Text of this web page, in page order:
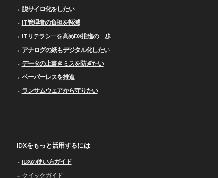
脱サイロ化をしたい
IT管理者の負担を軽減
ITリテラシーを高めDX推進の一歩
アナログの紙もデジタル化したい
データの上書きミスを防ぎたい
ペーパーレスを推進
ランサムウェアから守りたい
IDXをもっと活用するには
IDXの使い⽅ガイド
クイックガイド